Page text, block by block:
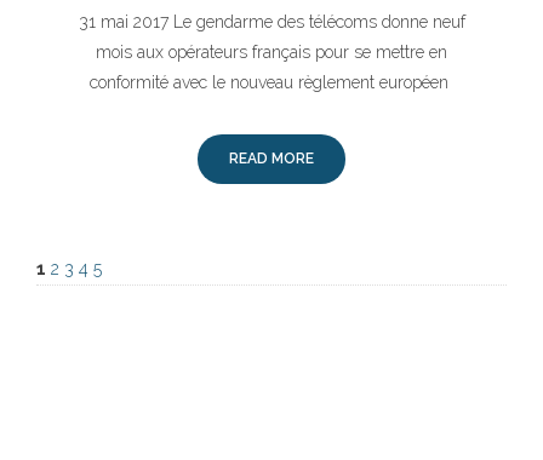
31 mai 2017 Le gendarme des télécoms donne neuf
mois aux opérateurs français pour se mettre en
conformité avec le nouveau règlement européen
READ MORE
1 2 3 4 5